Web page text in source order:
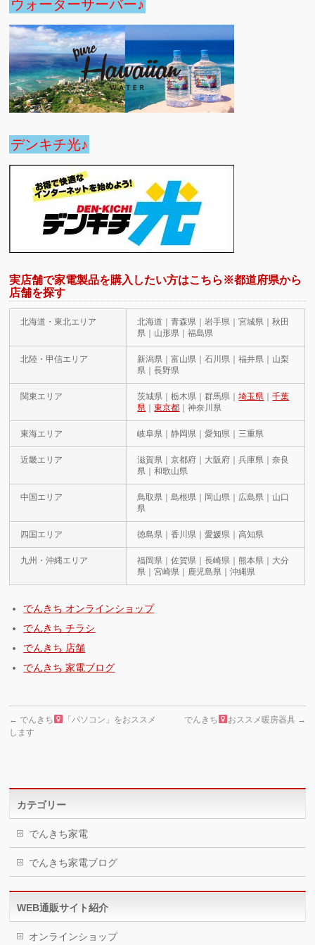
ウォーターサーバー♪
デンキチ光♪
実店舗で家電製品を購入したい方はこちら※都道府県から
店舗を探す
北海道・東北エリア
北海道｜青森県｜岩手県｜宮城県｜秋田
県｜山形県｜福島県
北陸・甲信エリア
新潟県｜富山県｜石川県｜福井県｜山梨
県｜長野県
関東エリア 茨城県｜栃木県｜群馬県｜埼玉県 ｜千葉
県 ｜東京都 ｜神奈川県
東海エリア 岐阜県｜静岡県｜愛知県｜三重県
近畿エリア
滋賀県｜京都府｜大阪府｜兵庫県｜奈良
県｜和歌山県
中国エリア
鳥取県｜島根県｜岡山県｜広島県｜山口
県
四国エリア 徳島県｜香川県｜愛媛県｜高知県
九州・沖縄エリア
福岡県｜佐賀県｜長崎県｜熊本県｜大分
県｜宮崎県｜鹿児島県｜沖縄県
でんきち オンラインショップ
でんきち チラシ
でんきち 店舗
でんきち 家電ブログ
← でんきち
「パソコン」をおススメ
します
でんきち おススメ暖房器具 →
カテゴリー
でんきち家電
でんきち家電ブログ
WEB通販サイト紹介
オンラインショップ